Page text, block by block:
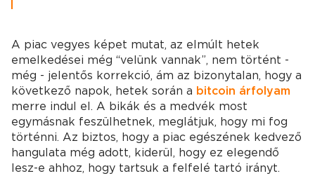
A piac vegyes képet mutat, az elmúlt hetek
emelkedései még “velünk vannak”, nem történt -
még - jelentős korrekció, ám az bizonytalan, hogy a
következő napok, hetek során a bitcoin árfolyam
merre indul el. A bikák és a medvék most
egymásnak feszülhetnek, meglátjuk, hogy mi fog
történni. Az biztos, hogy a piac egészének kedvező
hangulata még adott, kiderül, hogy ez elegendő
lesz-e ahhoz, hogy tartsuk a felfelé tartó irányt.